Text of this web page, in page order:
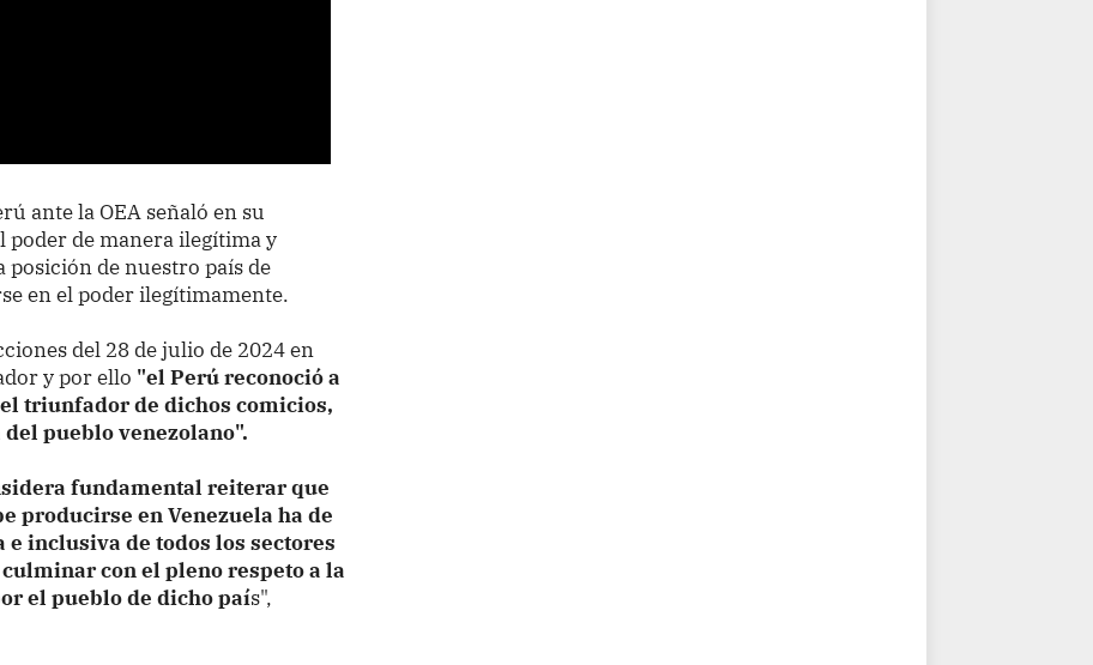
ante la OEA señaló en su
de manera ilegítima y
de nuestro país de
en el poder ilegítimamente.
del 28 de julio de 2024 en
y por ello "el Perú reconoció a
triunfador de dichos comicios,
pueblo venezolano".
fundamental reiterar que
producirse en Venezuela ha de
inclusiva de todos los sectores
con el pleno respeto a la
el pueblo de dicho país",